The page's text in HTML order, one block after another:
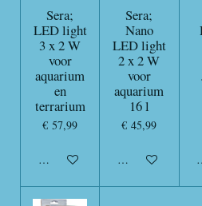
Sera;
LED light
3 x 2 W
voor
aquarium
en
terrarium
€ 57,99
In winkelwagen
Sera;
Nano
LED light
2 x 2 W
voor
aquarium
16 l
€ 45,99
In winkelwagen